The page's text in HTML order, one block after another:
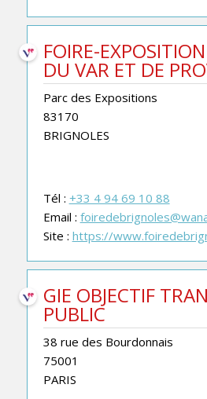
FOIRE-
DU VAR ET DE
Parc des Expositions
83170
BRIGNOLES
Tél : +33 4 94 69 10 88
Email :
Site : https://
GIE OBJECTIF
PUBLIC
38 rue des Bourdonnais
75001
PARIS